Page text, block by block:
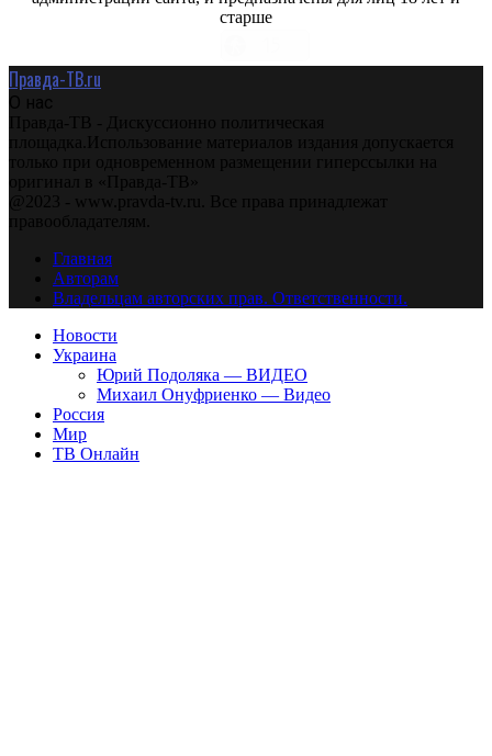
старше
Правда-ТВ.ru
О нас
Правда-ТВ - Дискуссионно политическая
площадка.Использование материалов издания допускается
только при одновременном размещении гиперссылки на
оригинал в «Правда-ТВ»
@2023 - www.pravda-tv.ru. Все права принадлежат
правообладателям.
Главная
Авторам
Владельцам авторских прав. Ответственности.
Новости
Украина
Юрий Подоляка — ВИДЕО
Михаил Онуфриенко — Видео
Россия
Мир
ТВ Онлайн